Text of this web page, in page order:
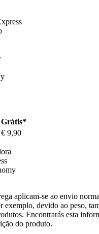
Grátis*
€ 9,90
aplicam-se ao envio
exemplo, devido ao peso,
Encontrarás esta
do produto.